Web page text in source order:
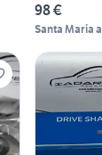
98 €
Santa Maria